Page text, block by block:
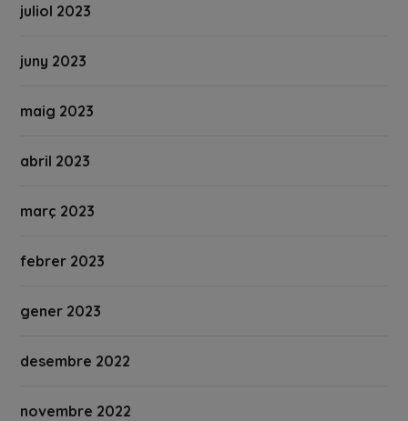
juliol 2023
juny 2023
maig 2023
abril 2023
març 2023
febrer 2023
gener 2023
desembre 2022
novembre 2022